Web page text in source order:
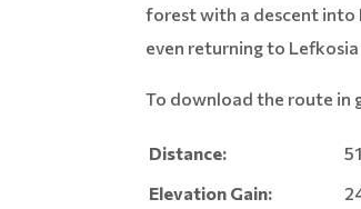
forest with a descent into
even returning to
To download the route in
Distance:
Elevation Gain: